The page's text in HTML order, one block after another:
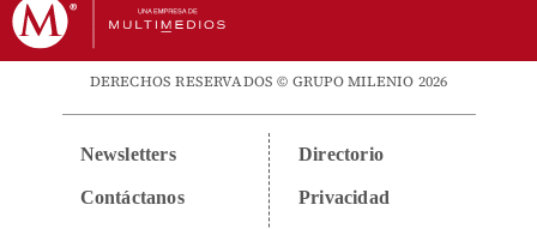
DERECHOS RESERVADOS © GRUPO MILENIO 2026
Newsletters
Contáctanos
Directorio
Privacidad